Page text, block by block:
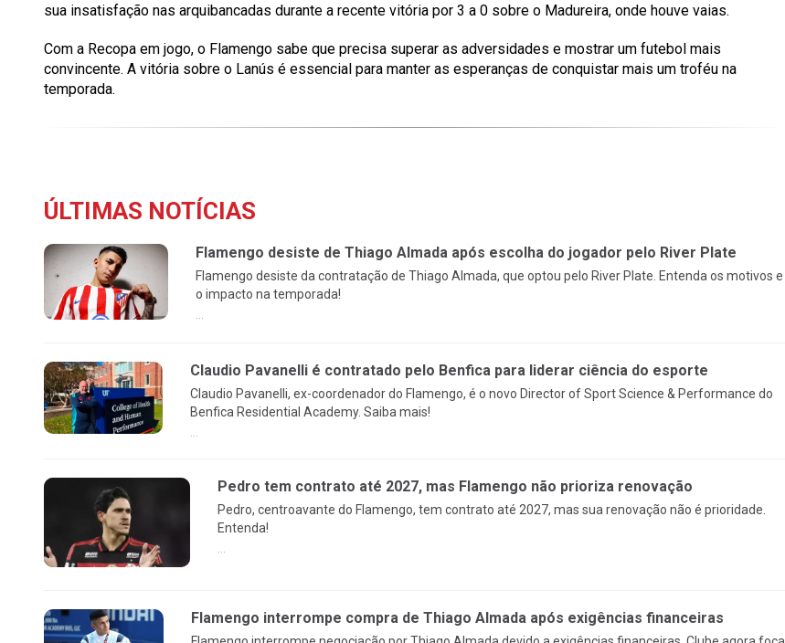
sua insatisfação nas arquibancadas durante a recente vitória por 3 a 0 sobre o Madureira, onde houve vaias.
Com a Recopa em jogo, o Flamengo sabe que precisa superar as adversidades e mostrar um futebol mais
convincente. A vitória sobre o Lanús é essencial para manter as esperanças de conquistar mais um troféu na
temporada.
ÚLTIMAS NOTÍCIAS
Flamengo desiste de Thiago Almada após escolha do jogador pelo River Plate
Flamengo desiste da contratação de Thiago Almada, que optou pelo River Plate. Entenda os motivos e
o impacto na temporada!
...
Claudio Pavanelli é contratado pelo Benfica para liderar ciência do esporte
Claudio Pavanelli, ex-coordenador do Flamengo, é o novo Director of Sport Science & Performance do
Benfica Residential Academy. Saiba mais!
...
Pedro tem contrato até 2027, mas Flamengo não prioriza renovação
Pedro, centroavante do Flamengo, tem contrato até 2027, mas sua renovação não é prioridade.
Entenda!
...
Flamengo interrompe compra de Thiago Almada após exigências financeiras